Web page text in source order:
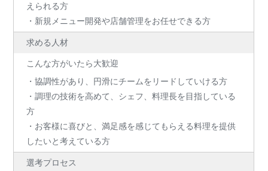
えられる方
・新規メニュー開発や店舗管理をお任せできる方
求める人材
こんな方がいたら大歓迎
・協調性があり、円滑にチームをリードしていける方
・調理の技術を高めて、シェフ、料理長を目指している
方
・お客様に喜びと、満足感を感じてもらえる料理を提供
したいと考えている方
選考プロセス